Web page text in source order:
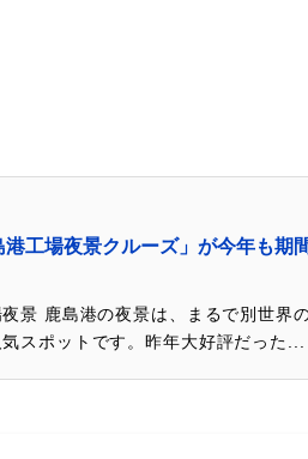
工場夜景クルーズ」が今年も期
景 鹿島港の夜景は、まるで別世界
スポットです。昨年大好評だった...